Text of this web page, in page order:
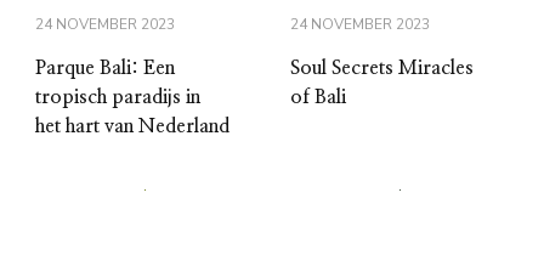
24 NOVEMBER 2023
Parque Bali: Een
tropisch paradijs in
het hart van Nederland
24 NOVEMBER 2023
Soul Secrets Miracles
of Bali